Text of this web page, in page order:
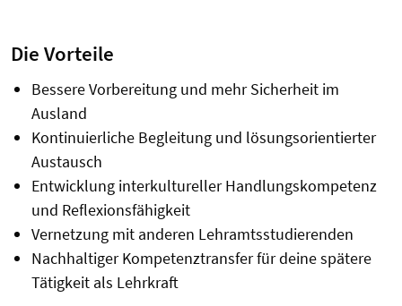
Die Vorteile
Bessere Vorbereitung und mehr Sicherheit im
Ausland
Kontinuierliche Begleitung und lösungsorientierter
Austausch
Entwicklung interkultureller Handlungskompetenz
und Reflexionsfähigkeit
Vernetzung mit anderen Lehramtsstudierenden
Nachhaltiger Kompetenztransfer für deine spätere
Tätigkeit als Lehrkraft